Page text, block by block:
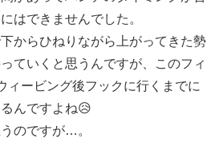
はできませんでした。
からひねりながら上がってきた勢
ていくと思うんですが、このフィ
ィービング後フックに行くまでに
んですよね😥
のですが…。